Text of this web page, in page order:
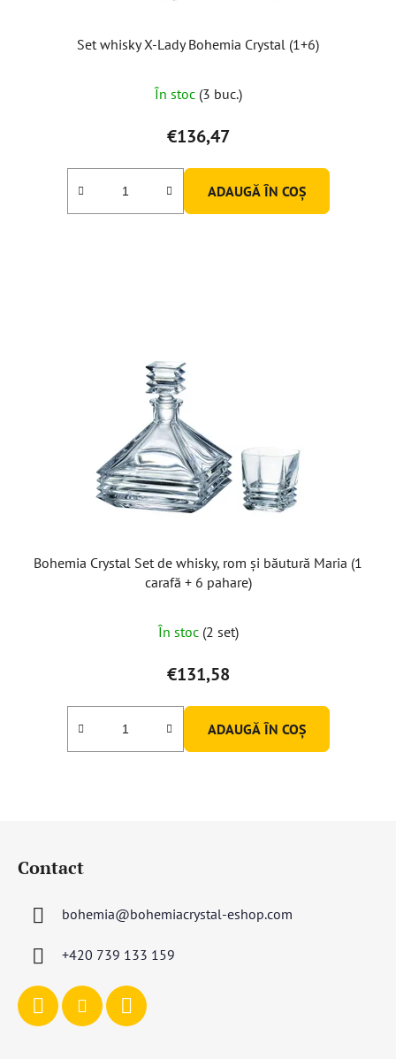
Set whisky X-Lady Bohemia Crystal (1+6)
În stoc (3 buc.)
€136,47
ADAUGĂ ÎN COŞ
Bohemia Crystal Set de whisky, rom și băutură Maria (1
carafă + 6 pahare)
În stoc (2 set)
€131,58
ADAUGĂ ÎN COŞ
Contact
bohemia@bohemiacrystal-eshop.com
+420 739 133 159